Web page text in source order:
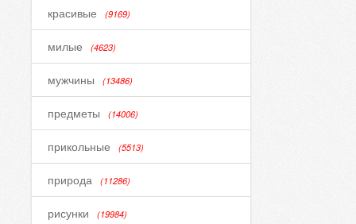
красивые (9169)
милые (4623)
мужчины (13486)
предметы (14006)
прикольные (5513)
природа (11286)
рисунки (19984)